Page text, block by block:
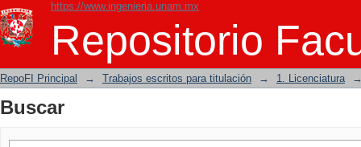
https://www.ingenieria.unam.mx
Repositorio
Buscar
RepoFI Principal → Trabajos escritos para titulación → 1. Licenciatura
Buscar